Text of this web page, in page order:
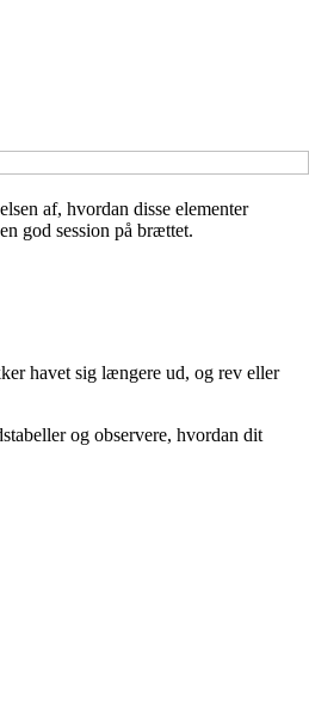
af, hvordan disse elementer
god session på brættet.
havet sig længere ud, og rev eller
og observere, hvordan dit